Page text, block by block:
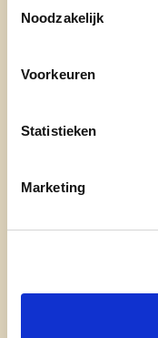
Noodzakelijk
Voorkeuren
Statistieken
Marketing
Engagement
onze afdelingen